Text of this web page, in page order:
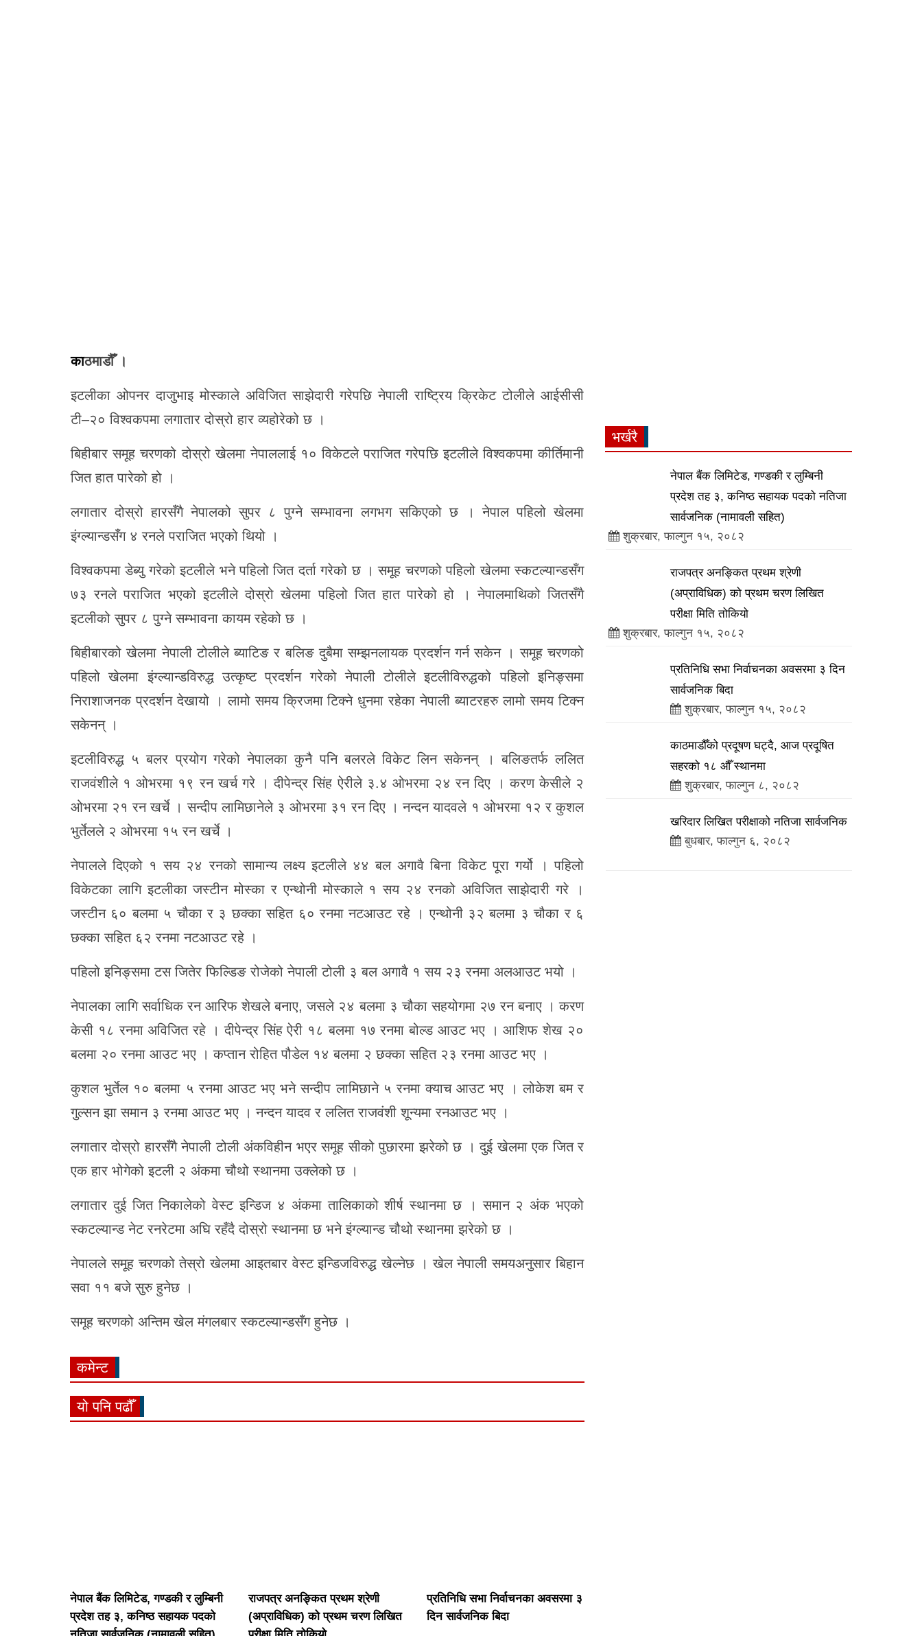
काठमाडौँ ।
इटलीका ओपनर दाजुभाइ मोस्काले अविजित साझेदारी गरेपछि नेपाली राष्ट्रिय क्रिकेट टोलीले आईसीसी
टी–२० विश्वकपमा लगातार दोस्रो हार व्यहोरेको छ ।
बिहीबार समूह चरणको दोस्रो खेलमा नेपाललाई १० विकेटले पराजित गरेपछि इटलीले विश्वकपमा कीर्तिमानी
जित हात पारेको हो ।
लगातार दोस्रो हारसँगै नेपालको सुपर ८ पुग्ने सम्भावना लगभग सकिएको छ । नेपाल पहिलो खेलमा
इंग्ल्यान्डसँग ४ रनले पराजित भएको थियो ।
विश्वकपमा डेब्यु गरेको इटलीले भने पहिलो जित दर्ता गरेको छ । समूह चरणको पहिलो खेलमा स्कटल्यान्डसँग
७३ रनले पराजित भएको इटलीले दोस्रो खेलमा पहिलो जित हात पारेको हो । नेपालमाथिको जितसँगै
इटलीको सुपर ८ पुग्ने सम्भावना कायम रहेको छ ।
बिहीबारको खेलमा नेपाली टोलीले ब्याटिङ र बलिङ दुबैमा सम्झनलायक प्रदर्शन गर्न सकेन । समूह चरणको
पहिलो खेलमा इंग्ल्यान्डविरुद्ध उत्कृष्ट प्रदर्शन गरेको नेपाली टोलीले इटलीविरुद्धको पहिलो इनिङ्समा
निराशाजनक प्रदर्शन देखायो । लामो समय क्रिजमा टिक्ने धुनमा रहेका नेपाली ब्याटरहरु लामो समय टिक्न
सकेनन् ।
इटलीविरुद्ध ५ बलर प्रयोग गरेको नेपालका कुनै पनि बलरले विकेट लिन सकेनन् । बलिङतर्फ ललित
राजवंशीले १ ओभरमा १९ रन खर्च गरे । दीपेन्द्र सिंह ऐरीले ३.४ ओभरमा २४ रन दिए । करण केसीले २
ओभरमा २१ रन खर्चे । सन्दीप लामिछानेले ३ ओभरमा ३१ रन दिए । नन्दन यादवले १ ओभरमा १२ र कुशल
भुर्तेलले २ ओभरमा १५ रन खर्चे ।
नेपालले दिएको १ सय २४ रनको सामान्य लक्ष्य इटलीले ४४ बल अगावै बिना विकेट पूरा गर्यो । पहिलो
विकेटका लागि इटलीका जस्टीन मोस्का र एन्थोनी मोस्काले १ सय २४ रनको अविजित साझेदारी गरे ।
जस्टीन ६० बलमा ५ चौका र ३ छक्का सहित ६० रनमा नटआउट रहे । एन्थोनी ३२ बलमा ३ चौका र ६
छक्का सहित ६२ रनमा नटआउट रहे ।
पहिलो इनिङ्समा टस जितेर फिल्डिङ रोजेको नेपाली टोली ३ बल अगावै १ सय २३ रनमा अलआउट भयो ।
नेपालका लागि सर्वाधिक रन आरिफ शेखले बनाए, जसले २४ बलमा ३ चौका सहयोगमा २७ रन बनाए । करण
केसी १८ रनमा अविजित रहे । दीपेन्द्र सिंह ऐरी १८ बलमा १७ रनमा बोल्ड आउट भए । आशिफ शेख २०
बलमा २० रनमा आउट भए । कप्तान रोहित पौडेल १४ बलमा २ छक्का सहित २३ रनमा आउट भए ।
कुशल भुर्तेल १० बलमा ५ रनमा आउट भए भने सन्दीप लामिछाने ५ रनमा क्याच आउट भए । लोकेश बम र
गुल्सन झा समान ३ रनमा आउट भए । नन्दन यादव र ललित राजवंशी शून्यमा रनआउट भए ।
लगातार दोस्रो हारसँगै नेपाली टोली अंकविहीन भएर समूह सीको पुछारमा झरेको छ । दुई खेलमा एक जित र
एक हार भोगेको इटली २ अंकमा चौथो स्थानमा उक्लेको छ ।
लगातार दुई जित निकालेको वेस्ट इन्डिज ४ अंकमा तालिकाको शीर्ष स्थानमा छ । समान २ अंक भएको
स्कटल्यान्ड नेट रनरेटमा अघि रहँदै दोस्रो स्थानमा छ भने इंग्ल्यान्ड चौथो स्थानमा झरेको छ ।
नेपालले समूह चरणको तेस्रो खेलमा आइतबार वेस्ट इन्डिजविरुद्ध खेल्नेछ । खेल नेपाली समयअनुसार बिहान
सवा ११ बजे सुरु हुनेछ ।
समूह चरणको अन्तिम खेल मंगलबार स्कटल्यान्डसँग हुनेछ ।
कमेन्ट
यो पनि पढौँ
नेपाल बैंक लिमिटेड, गण्डकी र लुम्बिनी
प्रदेश तह ३, कनिष्ठ सहायक पदको
राजपत्र अनङ्कित प्रथम श्रेणी
(अप्राविधिक) को प्रथम चरण लिखित
प्रतिनिधि सभा निर्वाचनका अवसरमा ३
दिन सार्वजनिक बिदा
भर्खरै
नेपाल बैंक लिमिटेड, गण्डकी र लुम्बिनी
प्रदेश तह ३, कनिष्ठ सहायक पदको नतिजा
सार्वजनिक (नामावली सहित)
शुक्रबार, फाल्गुन १५, २०८२
राजपत्र अनङ्कित प्रथम श्रेणी
(अप्राविधिक) को प्रथम चरण लिखित
परीक्षा मिति तोकियो
शुक्रबार, फाल्गुन १५, २०८२
प्रतिनिधि सभा निर्वाचनका अवसरमा ३ दिन
सार्वजनिक बिदा
शुक्रबार, फाल्गुन १५, २०८२
काठमाडौँको प्रदूषण घट्दै, आज प्रदूषित
सहरको १८ औँ स्थानमा
शुक्रबार, फाल्गुन ८, २०८२
खरिदार लिखित परीक्षाको नतिजा सार्वजनिक
बुधबार, फाल्गुन ६, २०८२